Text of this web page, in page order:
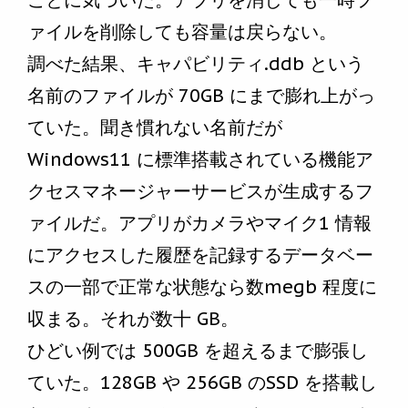
ァイルを削除しても容量は戻らない。
調べた結果、キャパビリティ.ddb という
名前のファイルが 70GB にまで膨れ上がっ
ていた。聞き慣れない名前だが
Windows11 に標準搭載されている機能ア
クセスマネージャーサービスが生成するフ
ァイルだ。アプリがカメラやマイク1 情報
にアクセスした履歴を記録するデータベー
スの一部で正常な状態なら数megb 程度に
収まる。それが数十 GB。
ひどい例では 500GB を超えるまで膨張し
ていた。128GB や 256GB のSSD を搭載し